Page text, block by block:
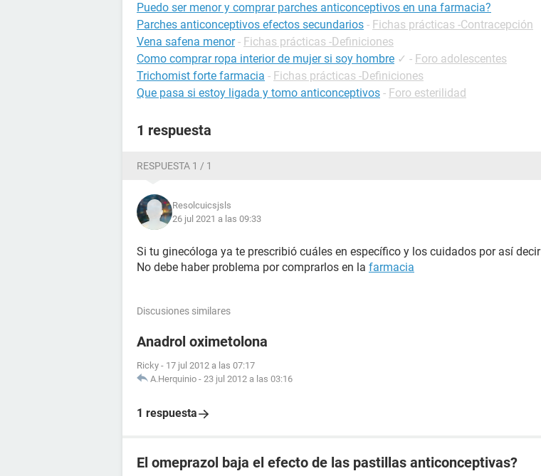
Puedo ser menor y comprar parches anticonceptivos en una farmacia?
Parches anticonceptivos efectos secundarios - Fichas prácticas -Contracepción
Vena safena menor - Fichas prácticas -Definiciones
Como comprar ropa interior de mujer si soy hombre ✓ - Foro adolescentes
Trichomist forte farmacia - Fichas prácticas -Definiciones
Que pasa si estoy ligada y tomo anticonceptivos - Foro esterilidad
1 respuesta
RESPUESTA 1 / 1
Resolcuicsjsls
26 jul 2021 a las 09:33
Si tu ginecóloga ya te prescribió cuáles en específico y los cuidados por así decir
No debe haber problema por comprarlos en la farmacia
Discusiones similares
Anadrol oximetolona
Ricky - 17 jul 2012 a las 07:17
A.Herquinio - 23 jul 2012 a las 03:16
1 respuesta
El omeprazol baja el efecto de las pastillas anticonceptivas?